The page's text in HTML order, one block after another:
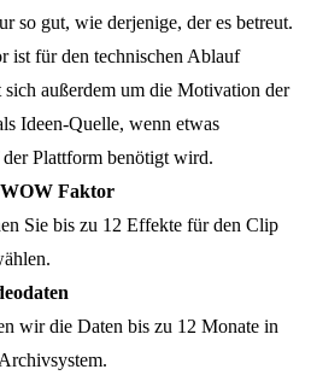
so gut, wie derjenige, der es betreut.
ist für den technischen Ablauf
außerdem um die Motivation der
Ideen-Quelle, wenn etwas
Plattform benötigt wird.
Faktor
Sie bis zu 12 Effekte für den Clip
wir die Daten bis zu 12 Monate in